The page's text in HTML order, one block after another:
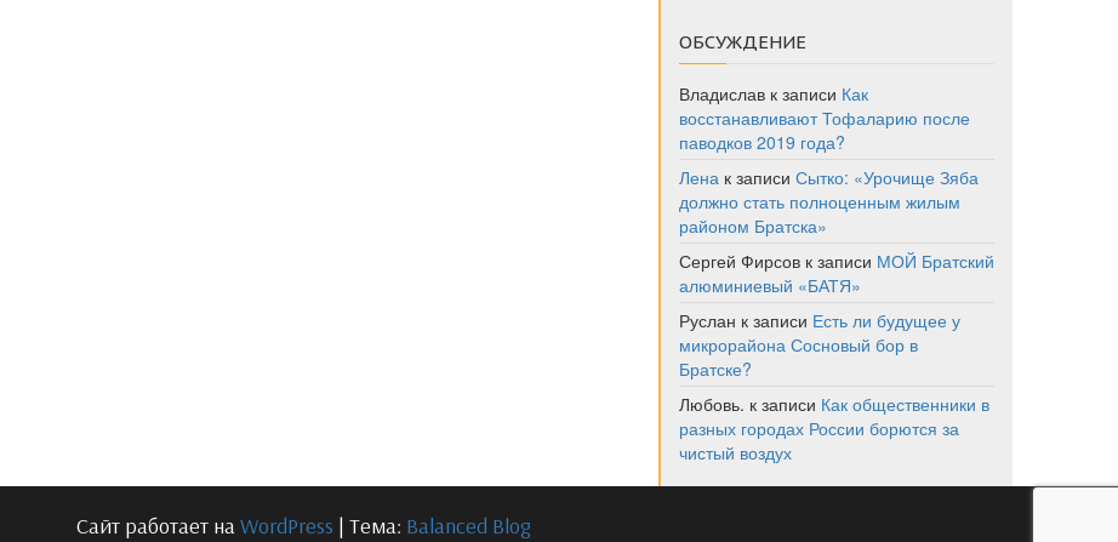
ОБСУЖДЕНИЕ
Владиславк записи Как
восстанавливают Тофаларию после
паводков 2019 года?
Ленак записи Сытко: «Урочище Зяба
должно стать полноценным жилым
районом Братска»
Сергей Фирсовк записи МОЙ Братский
алюминиевый «БАТЯ»
Руслан к записи Есть ли будущее у
микрорайона Сосновый бор в
Братске?
Любовь. к записи Как общественники в
разных городах России борются за
чистый воздух
Сайт работает наWordPress | Тема: Balanced Blog